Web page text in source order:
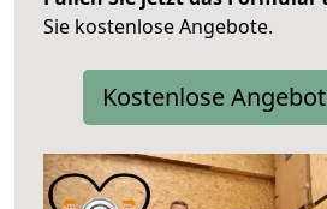
Sie kostenlose Angebote.
Kostenlose